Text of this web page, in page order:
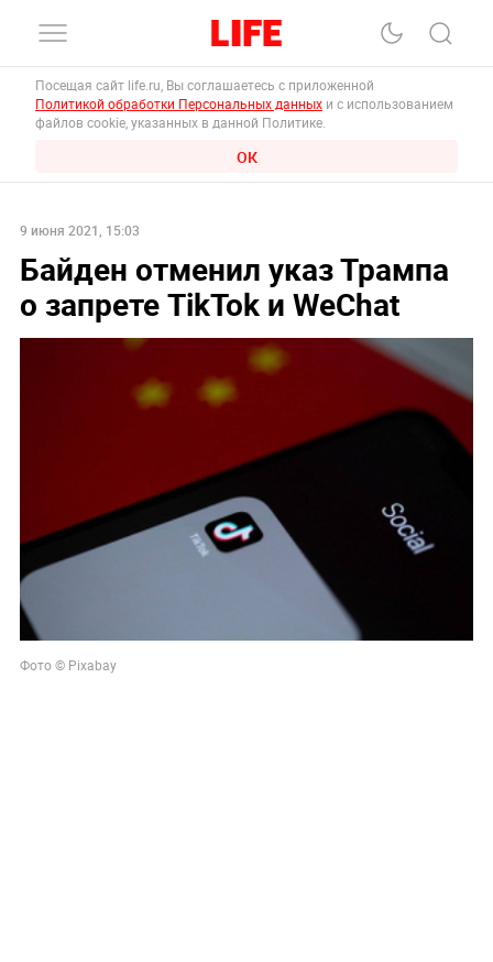
Посещая сайт life.ru, Вы соглашаетесь с приложенной
Политикой обработки Персональных данных и с использованием
файлов cookie, указанных в данной Политике.
ОК
9 июня 2021, 15:03
Байден отменил указ Трампа
о запрете TikTok и WeChat
Фото © Pixabay